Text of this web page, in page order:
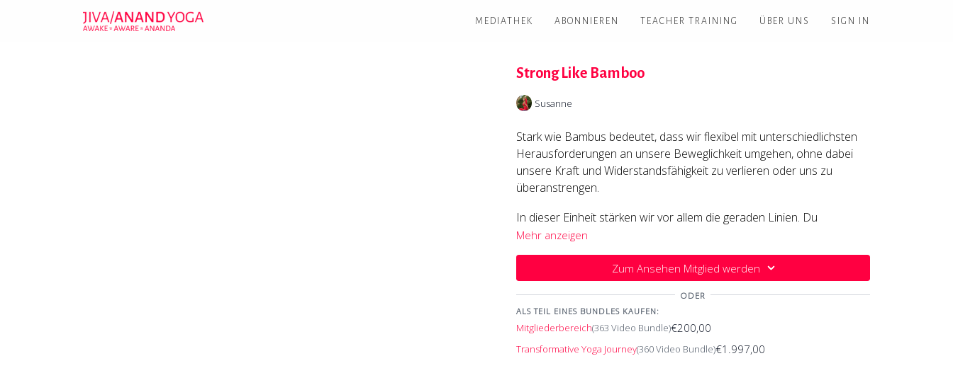
MEDIATHEK ABONNIEREN TEACHER TRAINING ÜBER UNS SIGN IN
Strong Like Bamboo
Susanne
Stark wie Bambus bedeutet, dass wir flexibel mit unterschiedlichsten
Herausforderungen an unsere Beweglichkeit umgehen, ohne dabei
unsere Kraft und Widerstandsfähigkeit zu verlieren oder uns zu
überanstrengen.
In dieser Einheit stärken wir vor allem die geraden Linien. Du
begegnest diversen Balken, Variationen des Seitstütz - auf den Knien,
auf den Händen - und auch in Vishnus Couch solltest du die Kraft in
der Schulter- und Flankenpartie nicht unterschätzen.
Es wird dir leicht fallen, den Anweisungen zu folgen, da es weder
schnell geht noch zu komplex wird - schweisstreibend wird dein Üben
jedoch trotzdem sein. Enjoy the ride!
Mehr anzeigen
Zum Ansehen Mitglied werden
ODER
ALS TEIL EINES BUNDLES KAUFEN:
Mitgliederbereich(363 Video Bundle)€200,00
Transformative Yoga Journey(360 Video Bundle)€1.997,00